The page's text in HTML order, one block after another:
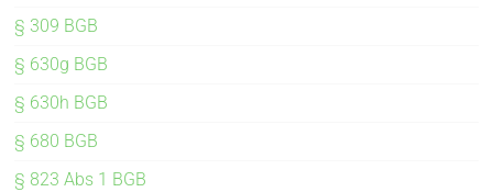
§ 309 BGB
§ 630g BGB
§ 630h BGB
§ 680 BGB
§ 823 Abs 1 BGB